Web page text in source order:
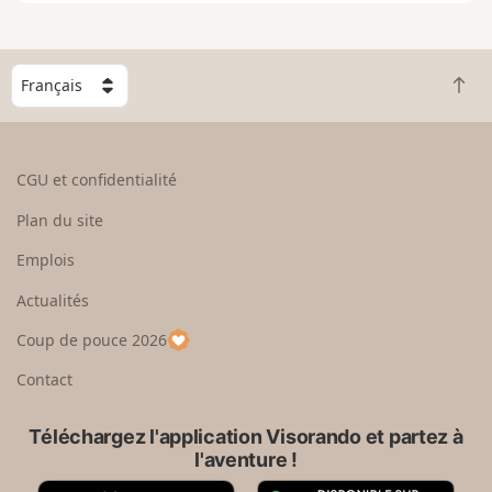
g
n
C
h
o
e
u
p
a
R
e
CGU et confidentialité
Plan du site
Emplois
Actualités
Coup de pouce 2026
Contact
Téléchargez l'application Visorando et partez à
l'aventure !